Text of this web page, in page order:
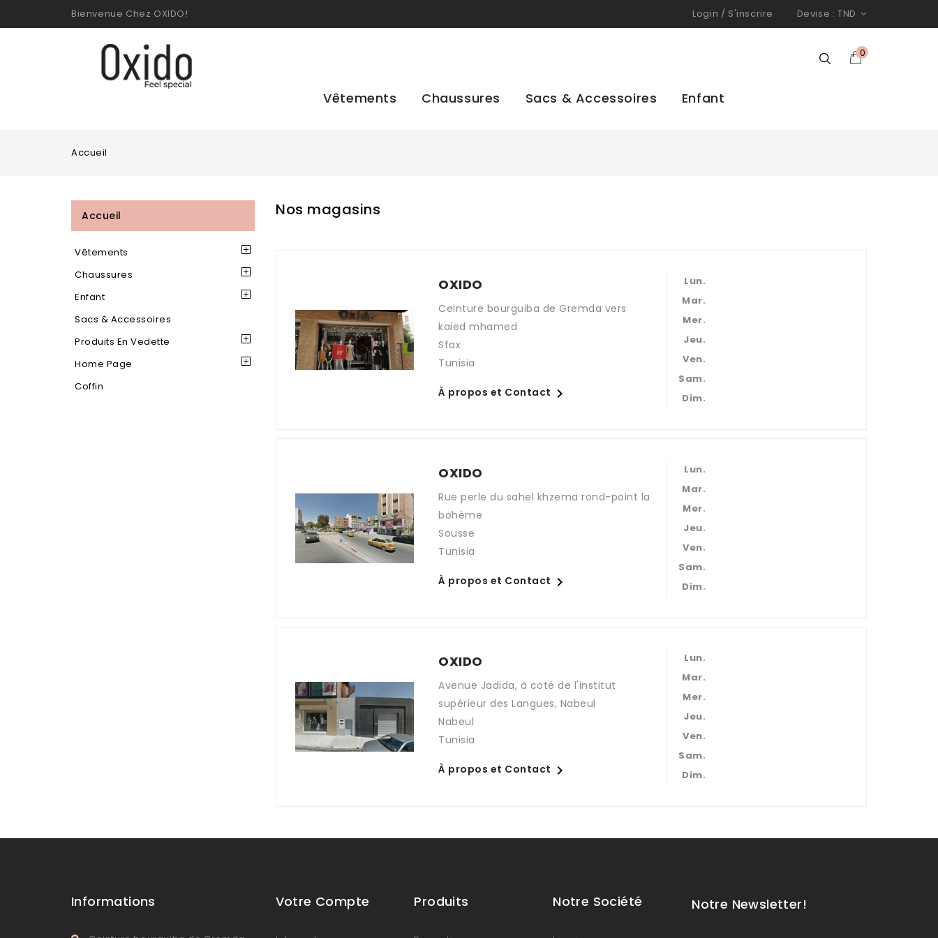
Bienvenue Chez OXIDO! Login / S'inscrire Devise : TND
0
Vêtements Chaussures Sacs & Accessoires Enfant
Accueil
Accueil
Vêtements
Chaussures
Enfant
Sacs & Accessoires
Produits En Vedette
Home Page
Coffin
Nos magasins
OXIDO
Ceinture bourguiba de Gremda vers
kaied mhamed
Sfax
Tunisia
À propos et Contact 
Lun.
Mar.
Mer.
Jeu.
Ven.
Sam.
Dim.
OXIDO
Rue perle du sahel khzema rond-point la
bohème
Sousse
Tunisia
À propos et Contact 
Lun.
Mar.
Mer.
Jeu.
Ven.
Sam.
Dim.
OXIDO
Avenue Jadida, à coté de l'institut
supérieur des Langues, Nabeul
Nabeul
Tunisia
À propos et Contact 
Lun.
Mar.
Mer.
Jeu.
Ven.
Sam.
Dim.
Informations Votre Compte Produits Notre Société Notre Newsletter!